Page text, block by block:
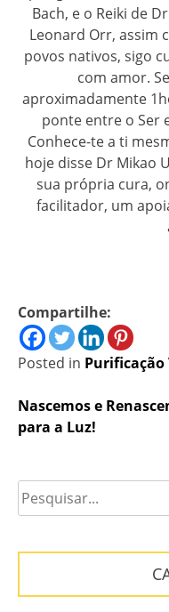
Bach, e o Reiki de
Leonard Orr, assim
povos nativos, sigo
com amor.
aproximadamente
ponte entre o Ser
Conhece-te a ti
hoje disse Dr Mikao
sua própria cura,
facilitador, um
Compartilhe:
Posted in
Navegação
de
Post
Nascemos e
para a Luz!